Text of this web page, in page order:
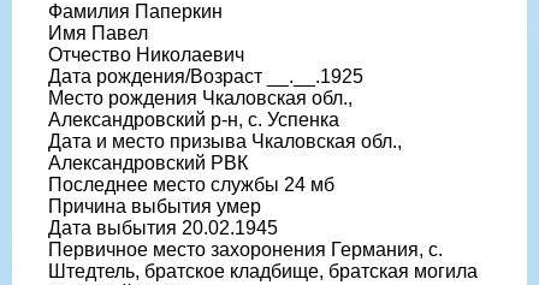
Фамилия Паперкин
Имя Павел
Отчество Николаевич
Дата рождения/Возраст __.__.1925
Место рождения Чкаловская обл.,
Александровский р-н, с. Успенка
Дата и место призыва Чкаловская обл.,
Александровский РВК
Последнее место службы 24 мб
Причина выбытия умер
Дата выбытия 20.02.1945
Первичное место захоронения Германия, с.
Штедтель, братское кладбище, братская могила